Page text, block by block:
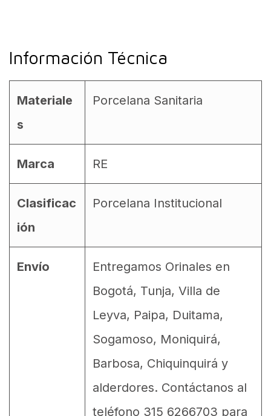
Información Técnica
Materiale
s
Porcelana Sanitaria
Marca RE
Clasificac
ión
Porcelana Institucional
Envío
Entregamos Orinales en
Bogotá, Tunja, Villa de
Leyva, Paipa, Duitama,
Sogamoso, Moniquirá,
Barbosa, Chiquinquirá y
alderdores. Contáctanos al
teléfono 315 6266703 para